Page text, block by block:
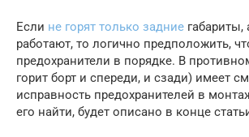
Если не горят только задние габариты,
работают, то логично предположить,
предохранители в порядке. В
горит борт и спереди, и сзади) имеет
исправность предохранителей в
его найти, будет описано в конце